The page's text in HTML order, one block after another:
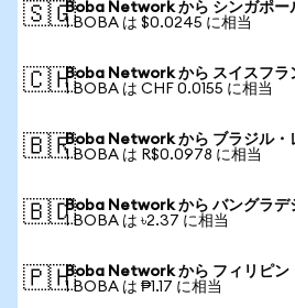
🇸🇬Boba Network から シンガポー
1 BOBA は $0.0245 に相当
🇨🇭Boba Network から スイスフラ
1 BOBA は CHF 0.0155 に相当
🇧🇷Boba Network から ブラジル・
1 BOBA は R$0.0978 に相当
🇧🇩Boba Network から バングラデ
1 BOBA は ৳2.37 に相当
🇵🇭Boba Network から フィリピン
1 BOBA は ₱1.17 に相当